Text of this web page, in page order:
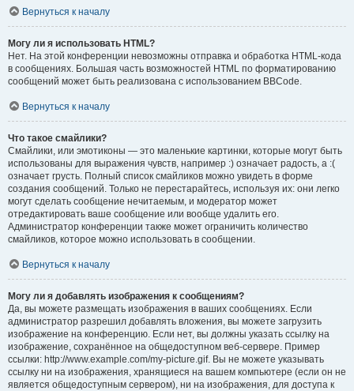
Вернуться к началу
Могу ли я использовать HTML?
Нет. На этой конференции невозможны отправка и обработка HTML-кода
в сообщениях. Большая часть возможностей HTML по форматированию
сообщений может быть реализована с использованием BBCode.
Вернуться к началу
Что такое смайлики?
Смайлики, или эмотиконы — это маленькие картинки, которые могут быть
использованы для выражения чувств, например :) означает радость, а :(
означает грусть. Полный список смайликов можно увидеть в форме
создания сообщений. Только не перестарайтесь, используя их: они легко
могут сделать сообщение нечитаемым, и модератор может
отредактировать ваше сообщение или вообще удалить его.
Администратор конференции также может ограничить количество
смайликов, которое можно использовать в сообщении.
Вернуться к началу
Могу ли я добавлять изображения к сообщениям?
Да, вы можете размещать изображения в ваших сообщениях. Если
администратор разрешил добавлять вложения, вы можете загрузить
изображение на конференцию. Если нет, вы должны указать ссылку на
изображение, сохранённое на общедоступном веб-сервере. Пример
ссылки: http://www.example.com/my-picture.gif. Вы не можете указывать
ссылку ни на изображения, хранящиеся на вашем компьютере (если он не
является общедоступным сервером), ни на изображения, для доступа к